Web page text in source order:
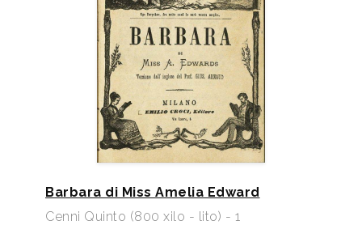
Barbara di Miss Amelia Edward
Cenni Quinto (800 xilo - lito) - 1